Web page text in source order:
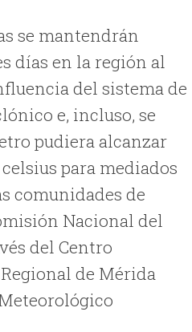
se mantendrán
días en la región al
del sistema de
e, incluso, se
pudiera alcanzar
para mediados
comunidades de
Nacional del
del Centro
de Mérida